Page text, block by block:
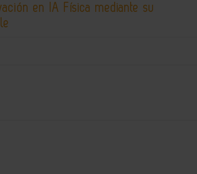
en IA Física mediante su